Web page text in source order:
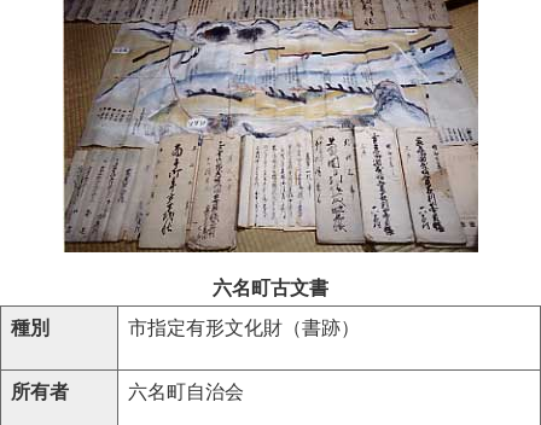
六名町古文書
種別
市指定有形文化財（書跡）
所有者 六名町自治会